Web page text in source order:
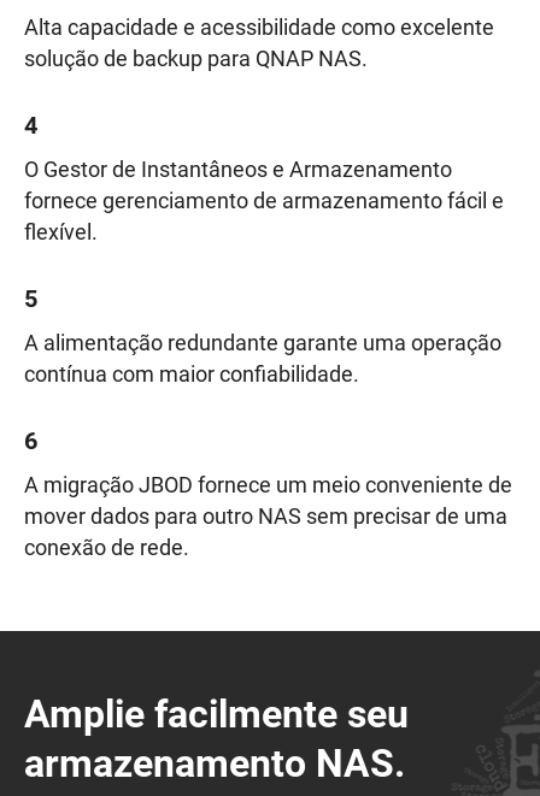
Alta capacidade e acessibilidade como excelente
solução de backup para QNAP NAS.
4
O Gestor de Instantâneos e Armazenamento
fornece gerenciamento de armazenamento fácil e
flexível.
5
A alimentação redundante garante uma operação
contínua com maior confiabilidade.
6
A migração JBOD fornece um meio conveniente de
mover dados para outro NAS sem precisar de uma
conexão de rede.
Amplie facilmente seu
armazenamento NAS.